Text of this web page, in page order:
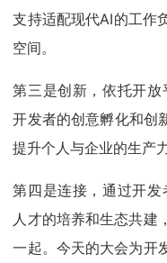
支持适配现代AI的工作
空间。
第三是创新，依托开
开发者的创意孵化和创
提升个人与企业的生产力
第四是连接，通过开
人才的培养和生态共建
一起。今天的大会为开